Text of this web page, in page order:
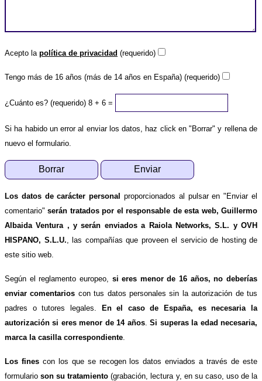
Acepto la política de privacidad (requerido)
Tengo más de 16 años (más de 14 años en España) (requerido)
¿Cuánto es? (requerido) 8 + 6 =
Si ha habido un error al enviar los datos, haz click en "Borrar" y rellena de
nuevo el formulario.
Los datos de carácter personal
proporcionados al pulsar en "Enviar el
comentario"serán tratados por el responsable de esta web, Guillermo
Albaida Ventura , y serán enviados a Raiola Networks, S.L. y OVH
HISPANO, S.L.U. , las compañías que proveen el servicio de hosting de
este sitio web.
Según el reglamento europeo, si eres menor de 16 años, no deberías
enviar comentarios con tus datos personales sin la autorización de tus
padres o tutores legales.
En el caso de España, es necesaria la
autorización si eres menor de 14 años.Si superas la edad necesaria,
marca la casilla correspondiente
Los finescon los que se recogen los datos enviados a través de este
formularioson su tratamiento (grabación, lectura y, en su caso, uso de la